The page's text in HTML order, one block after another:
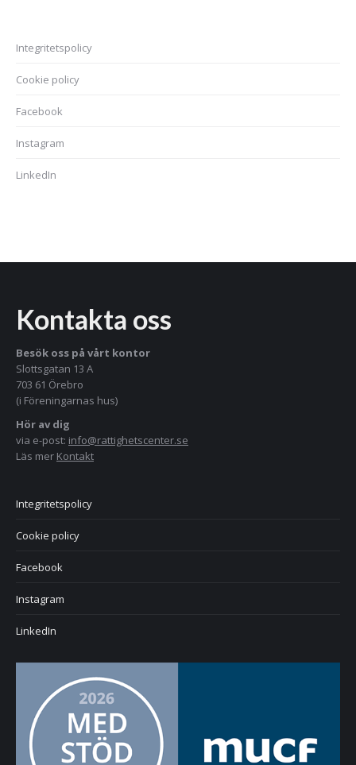
Integritetspolicy
Cookie policy
Facebook
Instagram
LinkedIn
Kontakta oss
Besök oss på vårt kontor
Slottsgatan 13 A
703 61 Örebro
(i Föreningarnas hus)
Hör av dig
via e-post: info@rattighetscenter.se
Läs mer Kontakt
Integritetspolicy
Cookie policy
Facebook
Instagram
LinkedIn